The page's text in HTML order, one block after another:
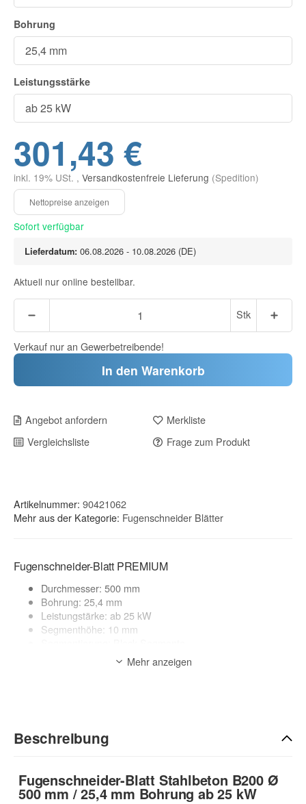
Bohrung
Leistungsstärke
301,43 €
inkl. 19% USt. , Versandkostenfreie Lieferung (Spedition)
Sofort verfügbar
Lieferdatum: 06.08.2026 - 10.08.2026 (DE)
Aktuell nur online bestellbar.
Stk
Verkauf nur an Gewerbetreibende!
In den Warenkorb
Angebot anfordern
Merkliste
Vergleichsliste
Frage zum Produkt
Artikelnummer: 90421062
Mehr aus der Kategorie: Fugenschneider Blätter
Fugenschneider-Blatt PREMIUM
Durchmesser: 500 mm
Bohrung: 25,4 mm
Leistungstärke: ab 25 kW
Segmenthöhe: 10 mm
geeignete Maschinen: Elektro-, Benzin und
Dieselfugenschneider
Mehr anzeigen
Beschreibung
Fugenschneider-Blatt Stahlbeton B200 Ø
500 mm / 25,4 mm Bohrung ab 25 kW